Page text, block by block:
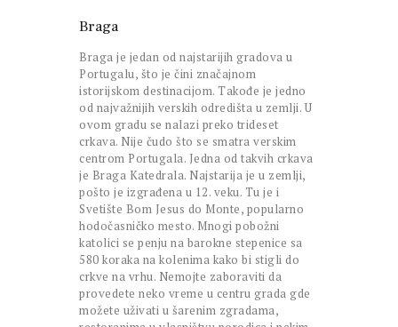
Braga
Braga je jedan od najstarijih gradova u
Portugalu, što je čini značajnom
istorijskom destinacijom. Takođe je jedno
od najvažnijih verskih odredišta u zemlji. U
ovom gradu se nalazi preko trideset
crkava. Nije čudo što se smatra verskim
centrom Portugala. Jedna od takvih crkava
je Braga Katedrala. Najstarija je u zemlji,
pošto je izgrađena u 12. veku. Tu je i
Svetište Bom Jesus do Monte, popularno
hodočasničko mesto. Mnogi pobožni
katolici se penju na barokne stepenice sa
580 koraka na kolenima kako bi stigli do
crkve na vrhu. Nemojte zaboraviti da
provedete neko vreme u centru grada gde
možete uživati u šarenim zgradama,